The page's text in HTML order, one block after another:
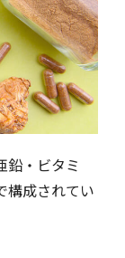
鉛・ビタミ
構成されてい